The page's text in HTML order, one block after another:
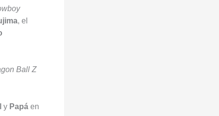
, el
Ball Z
y Papá en